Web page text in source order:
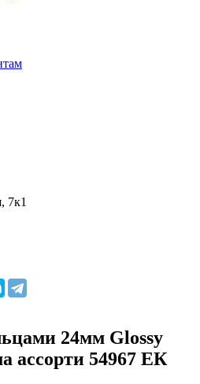
7к1
24мм Glossy
ассорти 54967 ЕК